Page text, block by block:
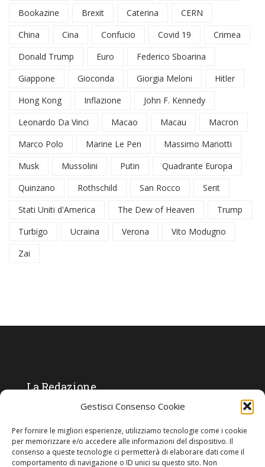
Gestisci Consenso Cookie
Per fornire le migliori esperienze, utilizziamo tecnologie come i cookie
per memorizzare e/o accedere alle informazioni del dispositivo. Il
consenso a queste tecnologie ci permetterà di elaborare dati come il
comportamento di navigazione o ID unici su questo sito. Non
Bookazine
Brexit Caterina
CERN
China
Cina Confucio Covid 19
Crimea
Donald Trump
Euro
Federico Sboarina
Giappone
Gioconda Giorgia Meloni
Hitler
Hong Kong
Inflazione
John F. Kennedy
Leonardo Da Vinci
Macao Macau
Macron
Marco Polo
Marine Le Pen
Massimo Mariotti
Musk
Mussolini Putin
Quadrante Europa
Quinzano
Rothschild San Rocco
Serit
Stati Uniti d'America
The Dew of Heaven
Trump
Turbigo
Ucraina Verona
Vito Modugno
Zai
La Redazione
Critica Letteraria:Ambrogio Bianchi
Vita Politica:Ermete Barbieri